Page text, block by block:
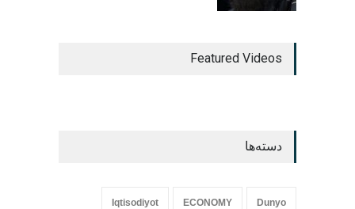
Featured Videos
دسته‌ها
Dunyo
ECONOMY
Iqtisodiyot